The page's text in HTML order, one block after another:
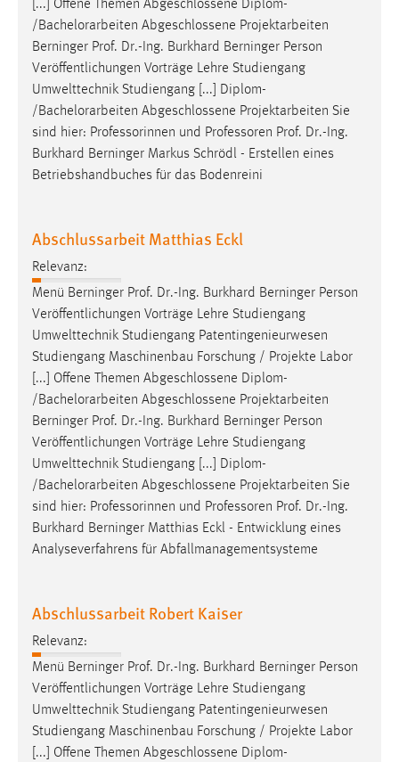
[...] Offene Themen Abgeschlossene Diplom-
/Bachelorarbeiten Abgeschlossene Projektarbeiten
Berninger Prof. Dr.-Ing. Burkhard Berninger Person
Veröffentlichungen Vorträge Lehre Studiengang
Umwelttechnik Studiengang [...] Diplom-
/Bachelorarbeiten Abgeschlossene Projektarbeiten Sie
sind hier: Professorinnen und Professoren Prof. Dr.-Ing.
Burkhard Berninger Markus Schrödl - Erstellen eines
Betriebshandbuches für das Bodenreini
Abschlussarbeit Matthias Eckl
Relevanz:
Menü Berninger Prof. Dr.-Ing. Burkhard Berninger Person
Veröffentlichungen Vorträge Lehre Studiengang
Umwelttechnik Studiengang Patentingenieurwesen
Studiengang Maschinenbau Forschung / Projekte Labor
[...] Offene Themen Abgeschlossene Diplom-
/Bachelorarbeiten Abgeschlossene Projektarbeiten
Berninger Prof. Dr.-Ing. Burkhard Berninger Person
Veröffentlichungen Vorträge Lehre Studiengang
Umwelttechnik Studiengang [...] Diplom-
/Bachelorarbeiten Abgeschlossene Projektarbeiten Sie
sind hier: Professorinnen und Professoren Prof. Dr.-Ing.
Burkhard Berninger Matthias Eckl - Entwicklung eines
Analyseverfahrens für Abfallmanagementsysteme
Abschlussarbeit Robert Kaiser
Relevanz:
Menü Berninger Prof. Dr.-Ing. Burkhard Berninger Person
Veröffentlichungen Vorträge Lehre Studiengang
Umwelttechnik Studiengang Patentingenieurwesen
Studiengang Maschinenbau Forschung / Projekte Labor
[...] Offene Themen Abgeschlossene Diplom-